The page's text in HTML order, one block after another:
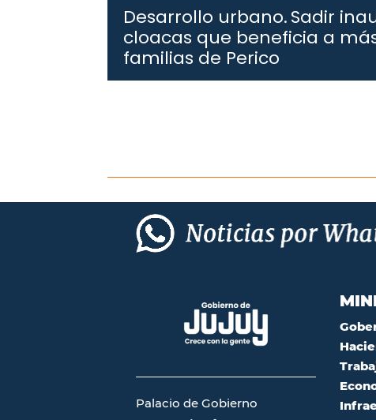
Desarrollo urbano.Sadir
cloacas que beneficia a
familias de Perico
Palacio de Gobierno